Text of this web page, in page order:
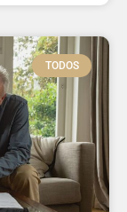
TODOS